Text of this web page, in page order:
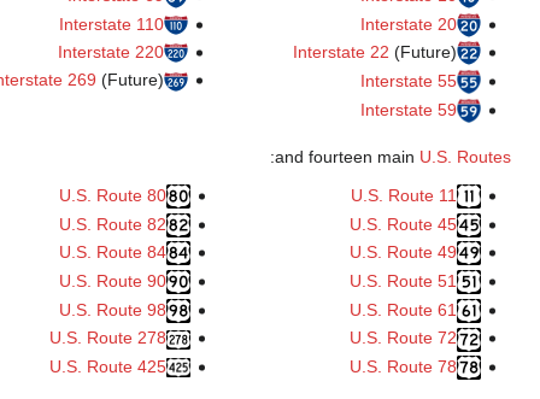
Interstate 220
Interstate 269
and
:
U.S. Route 80
U.S. Route 82
U.S. Route 84
U.S. Route 90
U.S. Route 98
U.S. Route 278
U.S. Route 425